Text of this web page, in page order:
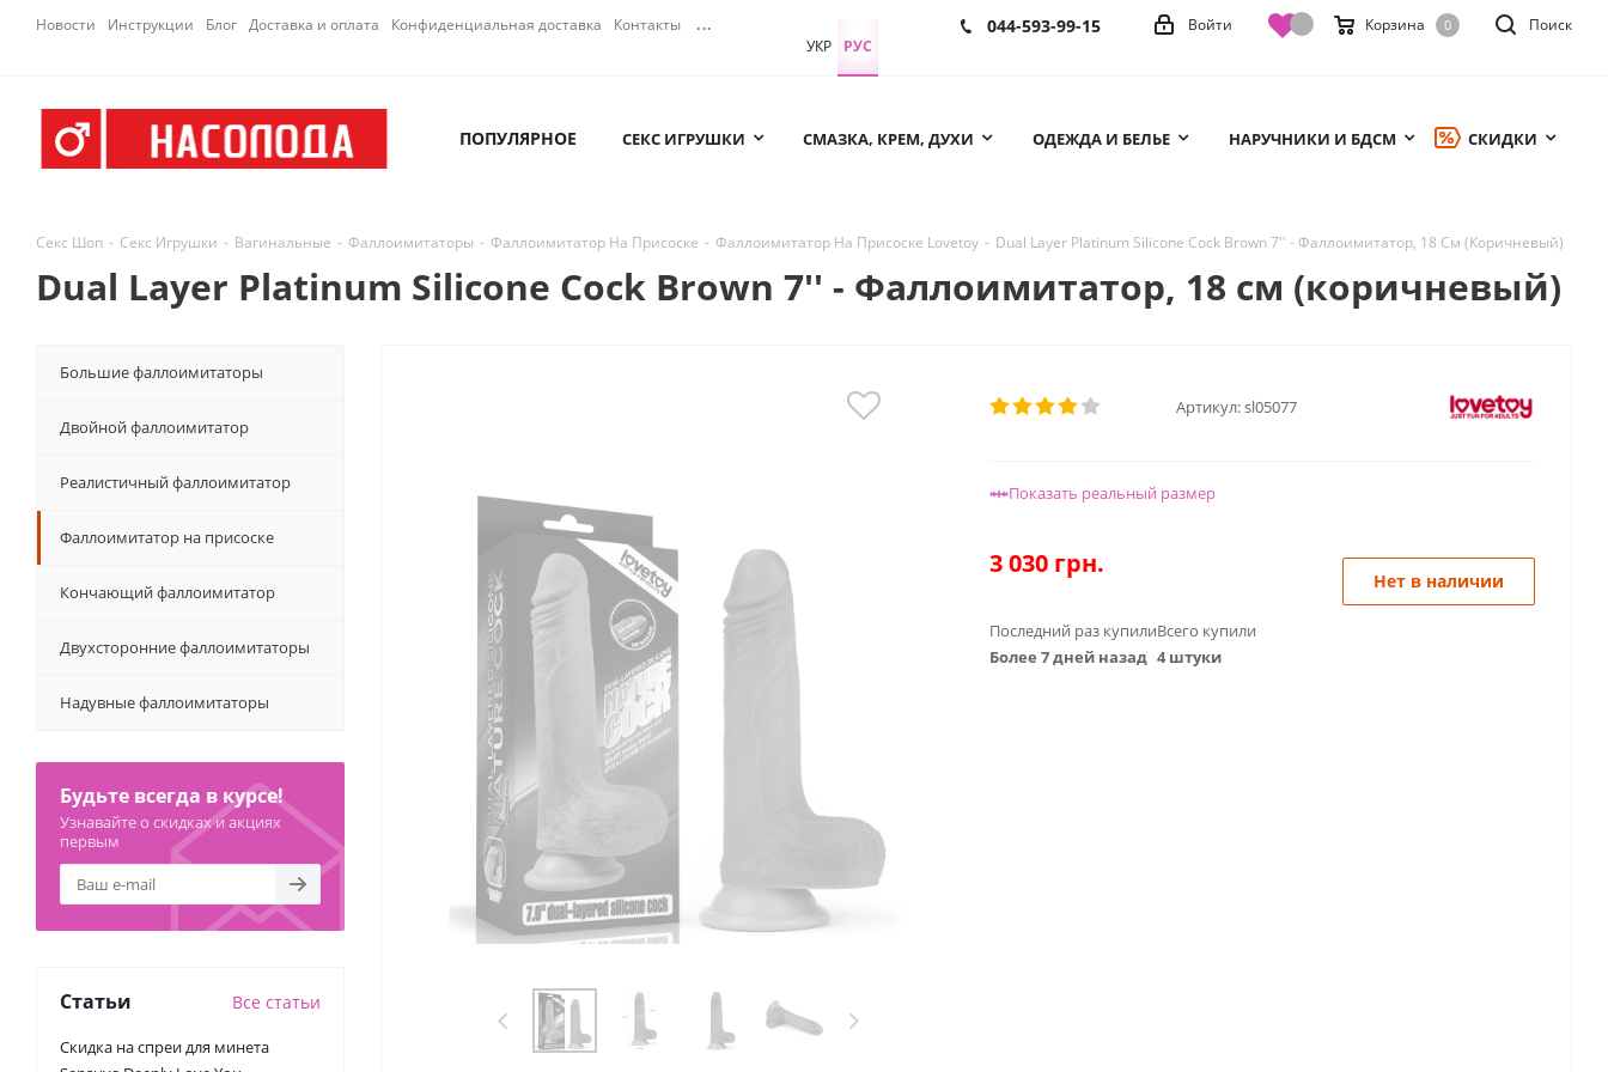
Новости Инструкции Блог Доставка и оплата Конфиденциальная доставка Контакты ... Поиск
Корзина 0
Войти
044-593-99-15
УКР РУС
ПОПУЛЯРНОЕ СЕКС ИГРУШКИ СМАЗКА, КРЕМ, ДУХИ ОДЕЖДА И БЕЛЬЕ НАРУЧНИКИ И БДСМ СКИДКИ
Секс Шоп - Секс Игрушки - Вагинальные - Фаллоимитаторы - Фаллоимитатор На Присоске - Фаллоимитатор На Присоске Lovetoy - Dual Layer Platinum Silicone Cock Brown 7'' - Фаллоимитатор, 18 См (Коричневый)
Dual Layer Platinum Silicone Cock Brown 7'' - Фаллоимитатор, 18 см (коричневый)
Артикул:sl05077
Показать реальный размер
3 030 грн.
Нет в наличии
Последний раз купили
Более 7 дней назад
Всего купили
4 штуки
Большие фаллоимитаторы
Двойной фаллоимитатор
Реалистичный фаллоимитатор
Фаллоимитатор на присоске
Кончающий фаллоимитатор
Двухсторонние фаллоимитаторы
Надувные фаллоимитаторы
Будьте всегда в курсе!
Узнавайте о скидках и акциях
первым
Статьи Все статьи
Скидка на спреи для минета